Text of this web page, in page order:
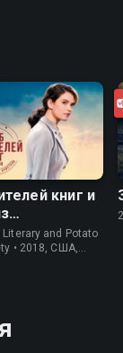
книг и
Literary and Potato
• 2018, США,